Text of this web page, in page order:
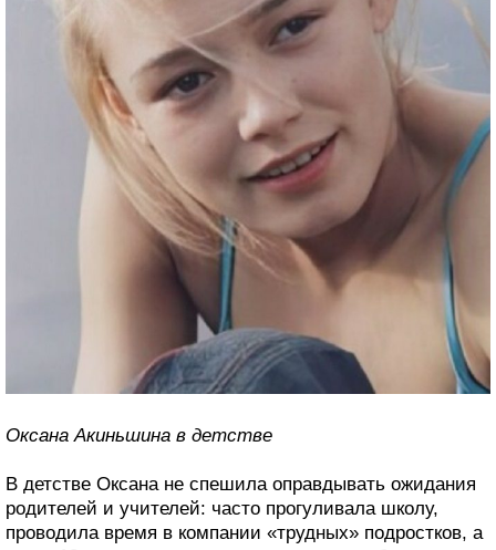
Оксана Акиньшина в детстве
В детстве Оксана не спешила оправдывать ожидания
родителей и учителей: часто прогуливала школу,
проводила время в компании «трудных» подростков, а